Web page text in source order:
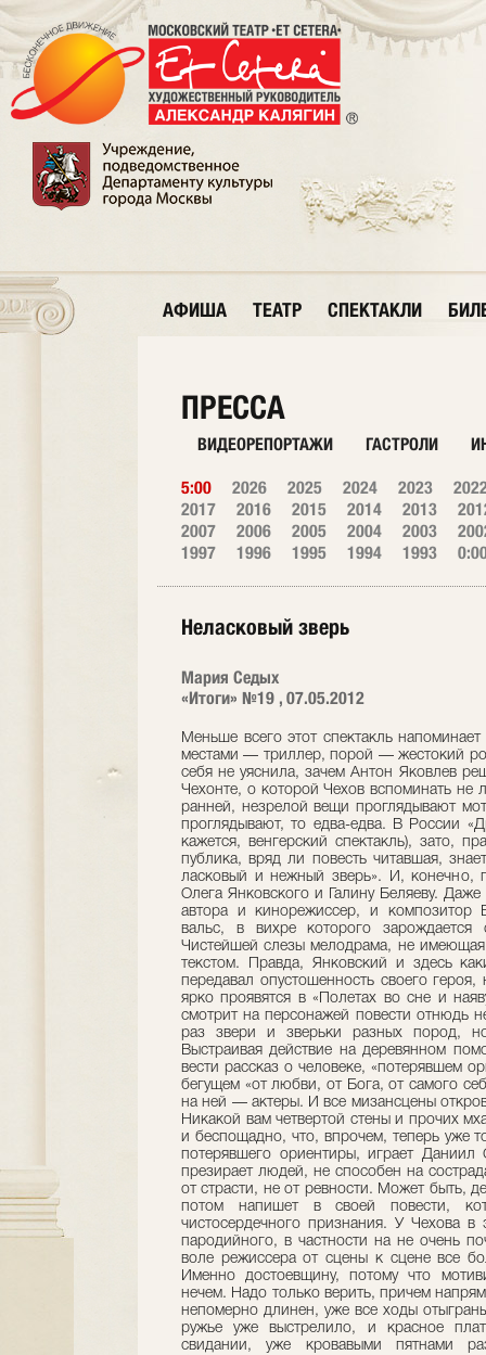
АФИША ТЕАТР СПЕКТАКЛИ
ПРЕССА
ВИДЕОРЕПОРТАЖИ ГАСТРОЛИ
5:00 2026 2025 2024 2023
2017
2016 2015 2014 2013
2007
2006 2005 2004 2003
1997
1996 1995 1994 1993
Неласковый зверь
Мария Седых
«Итоги» №19 , 07.05.2012
Меньше всего этот спектакль
местами — триллер, порой — жестокий
себя не уяснила, зачем Антон Яковлев
Чехонте, о которой Чехов вспоминать не
ранней, незрелой вещи проглядывают
проглядывают, то едва-едва. В России
кажется, венгерский спектакль), зато,
публика, вряд ли повесть читавшая,
ласковый и нежный зверь». И, конечно,
Олега Янковского и Галину Беляеву.
автора и кинорежиссер, и композитор
вальс, в вихре которого
Чистейшей слезы мелодрама, не
текстом. Правда, Янковский и здесь
передавал опустошенность своего героя,
ярко проявятся в «Полетах во сне и
смотрит на персонажей повести отнюдь
раз звери и зверьки разных пород,
Выстраивая действие на деревянном
вести рассказ о человеке, «потерявшем
бегущем «от любви, от Бога, от самого
на ней — актеры. И все мизансцены
Никакой вам четвертой стены и прочих
и беспощадно, что, впрочем, теперь уже
потерявшего ориентиры, играет
презирает людей, не способен на
от страсти, не от ревности. Может быть,
потом напишет в своей повести,
чистосердечного признания. У Чехова
пародийного, в частности на не очень
воле режиссера от сцены к сцене все
Именно достоевщину, потому что
нечем. Надо только верить, причем
непомерно длинен, уже все ходы
ружье уже выстрелило, и красное
свидании, уже кровавыми пятнами